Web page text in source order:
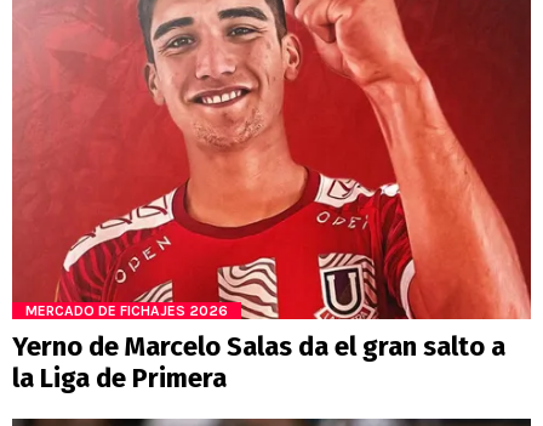
MERCADO DE FICHAJES 2026
Yerno de Marcelo Salas da el gran salto a
la Liga de Primera